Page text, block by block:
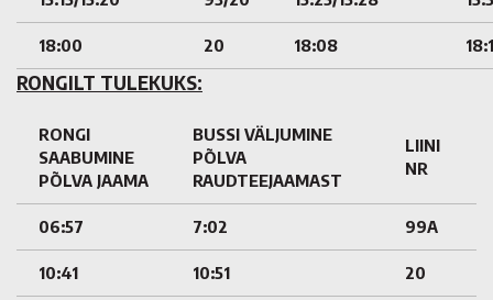
18:00 20 18:08
RONGILT TULEKUKS:
RONGI
SAABUMINE
PÕLVA JAAMA
BUSSI VÄLJUMINE
PÕLVA
RAUDTEEJAAMAST
LIINI
NR
06:57 7:02 99A
10:41 10:51 20